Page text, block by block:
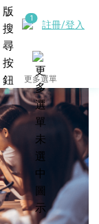
註冊/登入
更多選單